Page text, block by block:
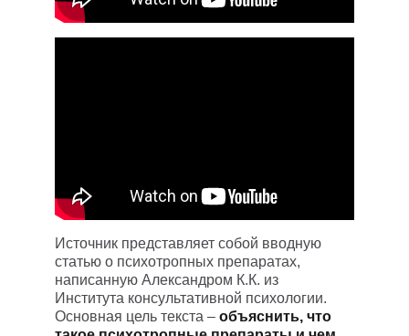
Источник представляет собой вводную
статью о психотропных препаратах,
написанную Александром К.К. из
Института консультативной психологии.
Основная цель текста – объяснить, что